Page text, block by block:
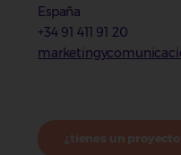
España
+34 91 411 91 20
¿tienes un